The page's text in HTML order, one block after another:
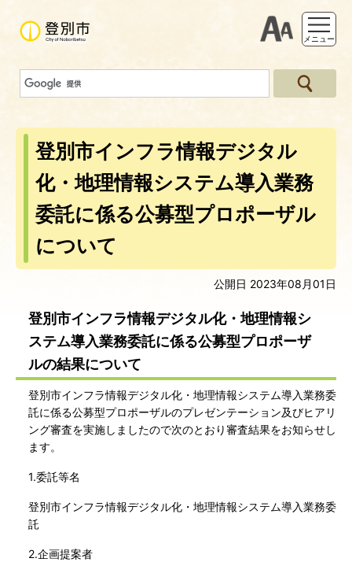
支援ツー
メニュー
登別市インフラ情報デジタル
化・地理情報システム導入業務
委託に係る公募型プロポーザル
について
公開日 2023年08月01日
登別市インフラ情報デジタル化・地理情報シ
ステム導入業務委託に係る公募型プロポーザ
ルの結果について
登別市インフラ情報デジタル化・地理情報システム導入業務委
託に係る公募型プロポーザルのプレゼンテーション及びヒアリ
ング審査を実施しましたので次のとおり審査結果をお知らせし
ます。
1.委託等名
登別市インフラ情報デジタル化・地理情報システム導入業務委
託
2.企画提案者